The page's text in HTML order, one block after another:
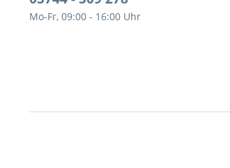
Mo-Fr, 09:00 - 16:00 Uhr